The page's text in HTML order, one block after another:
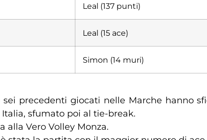
Leal (137 punti)
Leal (15 ace)
Simon (14 muri)
precedenti giocati nelle Marche hanno
sfumato poi al tie-break.
alla Vero Volley Monza.